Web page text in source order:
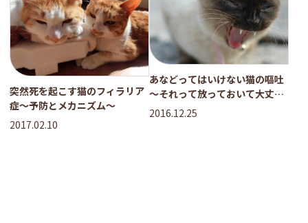
突然死を起こす猫のフィラリア
症～予防とメカニズム～
2017.02.10
あなどってはいけない猫の嘔吐
～それって放っておいて大丈
夫？
2016.12.25